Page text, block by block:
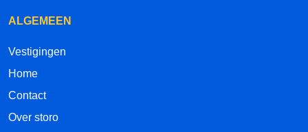
ALGEMEEN
Vestigingen
Home
Contact
Over storo